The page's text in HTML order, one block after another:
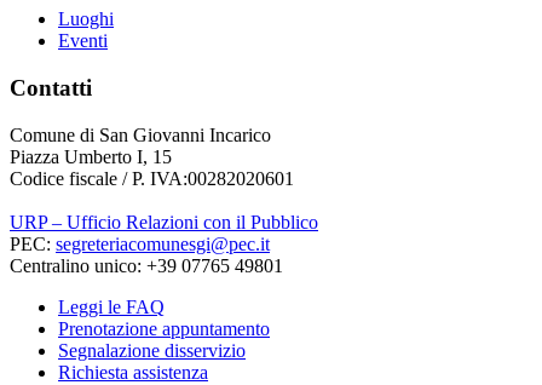
Luoghi
Eventi
Contatti
Comune di San Giovanni Incarico
Piazza Umberto I, 15
Codice fiscale / P. IVA:00282020601
URP – Ufficio Relazioni con il Pubblico
PEC: segreteriacomunesgi@pec.it
Centralino unico: +39 07765 49801
Leggi le FAQ
Prenotazione appuntamento
Segnalazione disservizio
Richiesta assistenza